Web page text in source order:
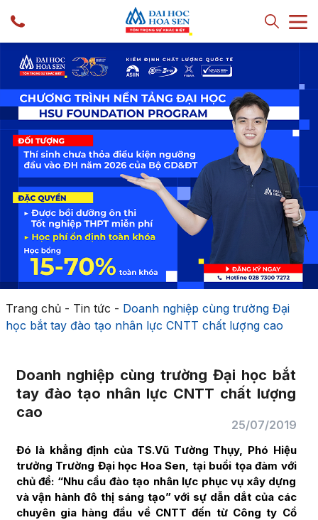
Trang chủ- Tin tức - Doanh nghiệp cùng trường Đại
học bắt tay đào tạo nhân lực CNTT chất lượng cao
Doanh nghiệp cùng trường Đại học bắt
tay đào tạo nhân lực CNTT chất lượng
cao
25/07/2019
Đó là khẳng định của TS.Vũ Tường Thụy, Phó Hiệu
trưởng Trường Đại học Hoa Sen, tại buổi tọa đàm với
chủ đề: “Nhu cầu đào tạo nhân lực phục vụ xây dựng
và vận hành đô thị sáng tạo” với sự dẫn dắt của các
chuyên gia hàng đầu về CNTT đến từ Công ty Cổ